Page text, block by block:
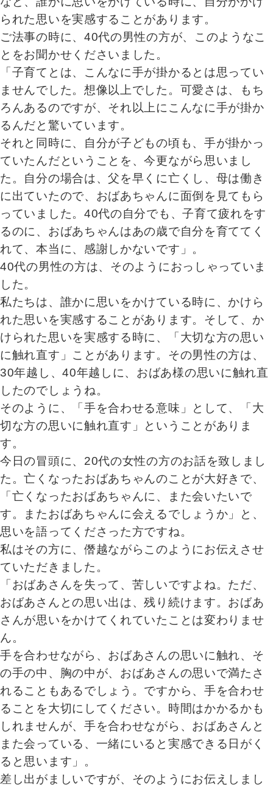
られた思いを実感することがあります。
ご法事の時に、40代の男性の方が、このようなこ
とをお聞かせくださいました。
「子育てとは、こんなに手が掛かるとは思ってい
ませんでした。想像以上でした。可愛さは、もち
ろんあるのですが、それ以上にこんなに手が掛か
るんだと驚いています。
それと同時に、自分が子どもの頃も、手が掛かっ
ていたんだということを、今更ながら思いまし
た。自分の場合は、父を早くに亡くし、母は働き
に出ていたので、おばあちゃんに面倒を見てもら
っていました。40代の自分でも、子育て疲れをす
るのに、おばあちゃんはあの歳で自分を育ててく
れて、本当に、感謝しかないです」。
40代の男性の方は、そのようにおっしゃっていま
した。
私たちは、誰かに思いをかけている時に、かけら
れた思いを実感することがあります。そして、か
けられた思いを実感する時に、「大切な方の思い
に触れ直す」ことがあります。その男性の方は、
30年越し、40年越しに、おばあ様の思いに触れ直
したのでしょうね。
そのように、「手を合わせる意味」として、「大
切な方の思いに触れ直す」ということがありま
す。
今日の冒頭に、20代の女性の方のお話を致しまし
た。亡くなったおばあちゃんのことが大好きで、
「亡くなったおばあちゃんに、また会いたいで
す。またおばあちゃんに会えるでしょうか」と、
思いを語ってくださった方ですね。
私はその方に、僭越ながらこのようにお伝えさせ
ていただきました。
「おばあさんを失って、苦しいですよね。ただ、
おばあさんとの思い出は、残り続けます。おばあ
さんが思いをかけてくれていたことは変わりませ
ん。
手を合わせながら、おばあさんの思いに触れ、そ
の手の中、胸の中が、おばあさんの思いで満たさ
れることもあるでしょう。ですから、手を合わせ
ることを大切にしてください。時間はかかるかも
しれませんが、手を合わせながら、おばあさんと
また会っている、一緒にいると実感できる日がく
ると思います」。
差し出がましいですが、そのようにお伝えしまし